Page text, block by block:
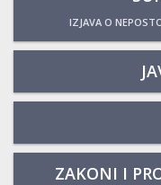
IZJAVA O
ZAKONI I